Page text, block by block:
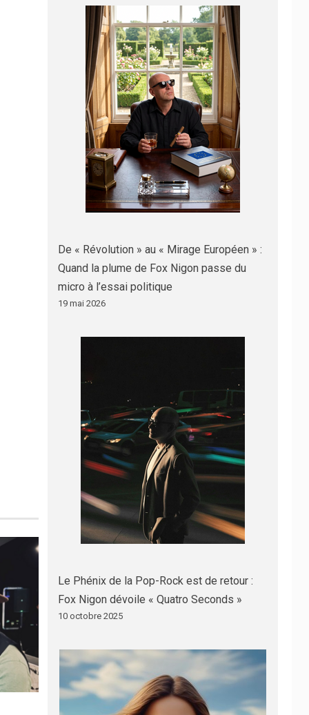
De « Révolution » au « Mirage Européen » :
Quand la plume de Fox Nigon passe du
micro à l’essai politique
19 mai 2026
Le Phénix de la Pop-Rock est de retour :
Fox Nigon dévoile « Quatro Seconds »
10 octobre 2025